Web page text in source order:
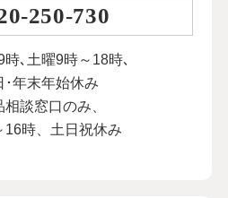
250-730
､土曜9時～18時､
･年末年始休み
談窓口のみ、
16時、土日祝休み